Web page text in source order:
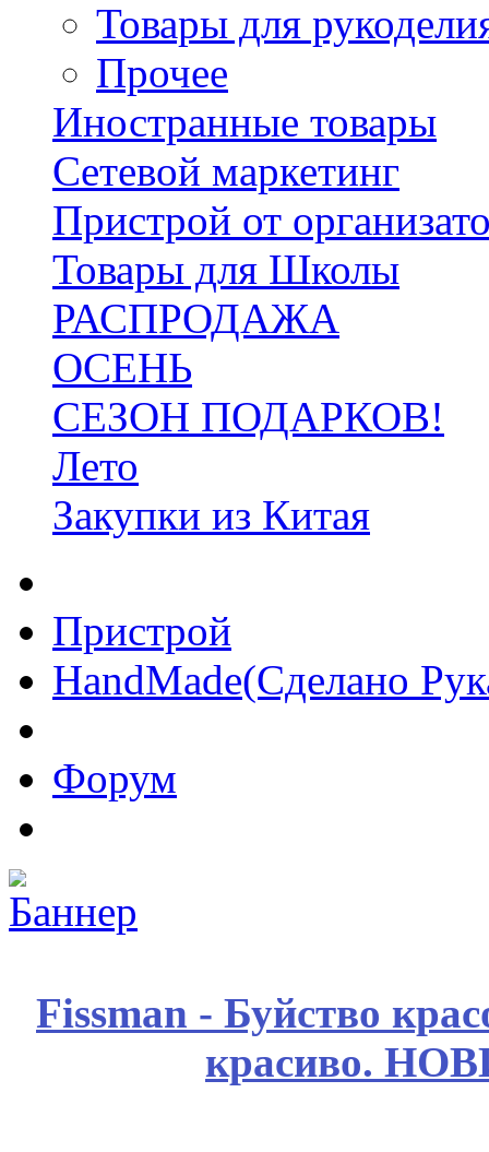
Товары для
Прочее
Иностранные товары
Сетевой маркетинг
Пристрой от
Товары для Школы
РАСПРОДАЖА
ОСЕНЬ
СЕЗОН ПОДАРКОВ!
Лето
Закупки из Китая
Пристрой
HandMade(Сделано
Форум
Fissmаn - Буйство
красиво.